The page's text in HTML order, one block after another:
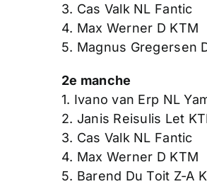
3. Cas Valk NL Fantic
4. Max Werner D KTM
5. Magnus Gregersen
2e manche
1. Ivano van Erp NL
2. Janis Reisulis Let
3. Cas Valk NL Fantic
4. Max Werner D KTM
5. Barend Du Toit Z-A